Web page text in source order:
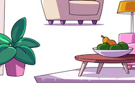
платформа для создания
работ. Более 1 миллиона
среди креаторов,
агентств и студий.